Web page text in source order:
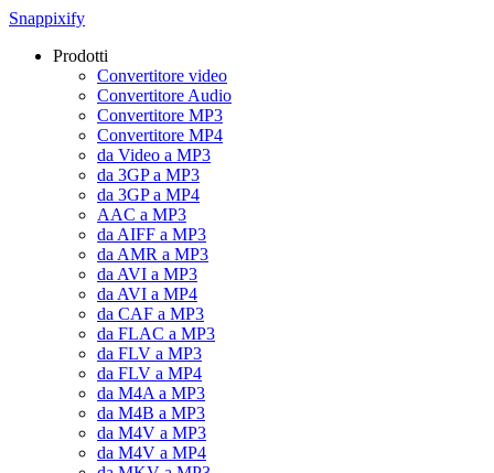
Snappixify
Prodotti
Convertitore video
Convertitore Audio
Convertitore MP3
Convertitore MP4
da Video a MP3
da 3GP a MP3
da 3GP a MP4
AAC a MP3
da AIFF a MP3
da AMR a MP3
da AVI a MP3
da AVI a MP4
da CAF a MP3
da FLAC a MP3
da FLV a MP3
da FLV a MP4
da M4A a MP3
da M4B a MP3
da M4V a MP3
da M4V a MP4